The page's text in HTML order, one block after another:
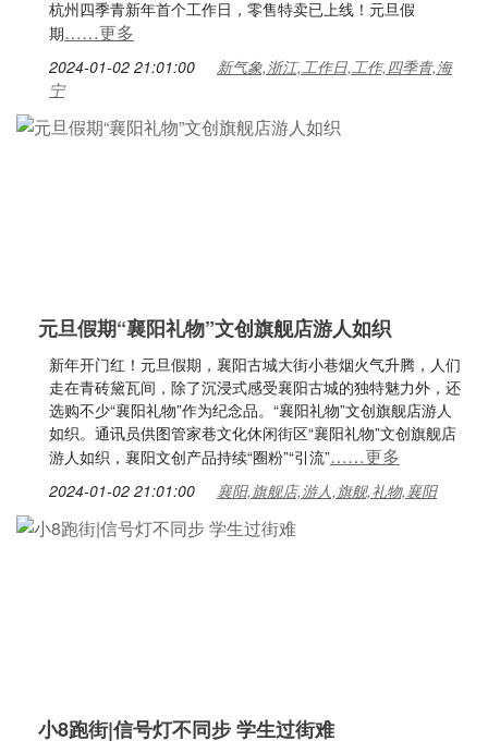
杭州四季青新年首个工作日，零售特卖已上线！元旦假
期……更多
2024-01-02 21:01:00
新气象,浙江,工作日,工作,四季青,海
宁
元旦假期“襄阳礼物”文创旗舰店游人如织
新年开门红！元旦假期，襄阳古城大街小巷烟火气升腾，人们
走在青砖黛瓦间，除了沉浸式感受襄阳古城的独特魅力外，还
选购不少“襄阳礼物”作为纪念品。“襄阳礼物”文创旗舰店游人
如织。通讯员供图管家巷文化休闲街区“襄阳礼物”文创旗舰店
游人如织，襄阳文创产品持续“圈粉”“引流”……更多
2024-01-02 21:01:00 襄阳,旗舰店,游人,旗舰,礼物,襄阳
小8跑街|信号灯不同步 学生过街难